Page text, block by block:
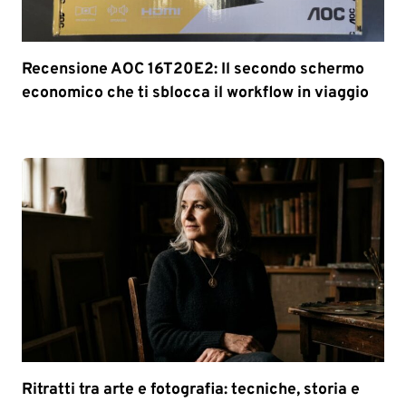
Recensione AOC 16T20E2: Il secondo schermo
economico che ti sblocca il workflow in viaggio
Ritratti tra arte e fotografia: tecniche, storia e